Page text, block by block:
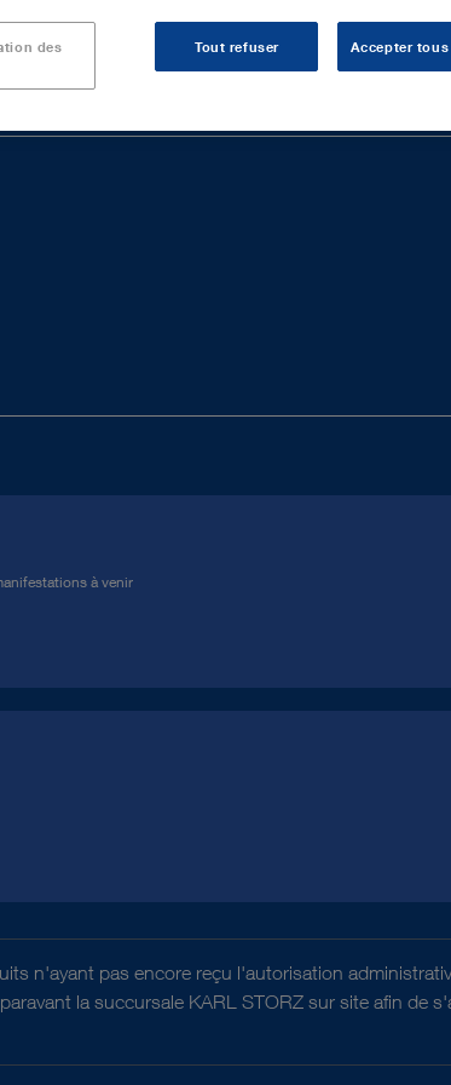
à venir
n'ayant pas encore reçu l'autorisation
la succursale KARL STORZ sur site afin de
des
Tout refuser Accepter